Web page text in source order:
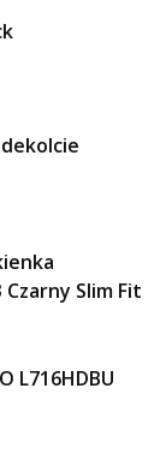
Slim Fit
L716HDBU